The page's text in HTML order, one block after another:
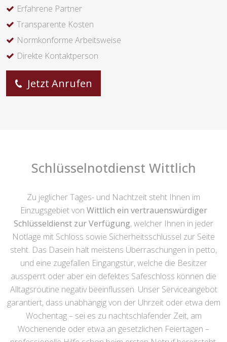
Erfahrene Partner
Transparente Kosten
Normkonforme Arbeitsweise
Direkte Kontaktperson
Jetzt Anrufen
Schlüsselnotdienst Wittlich
Zu jeglicher Tages- und Nachtzeit steht Ihnen im
Einzugsgebiet von Wittlich ein vertrauenswürdiger
Schlüsseldienst zur Verfügung, welcher Ihnen in jeder
Notlage mit Schloss sowie Sicherheitsschlüssel zur Seite
steht. Das Dasein hält meistens Überraschungen in petto,
und eine zugefallen Eingangstür, welche die Besitzer
aussperrt oder aber ein defektes Safeschloss können die
Alltagsroutine negativ beeinflussen. Unser Serviceangebot
garantiert, dass unabhängig von der Uhrzeit oder etwa dem
Wochentag – sei es zu nachtschlafender Zeit, am
Wochenende oder etwa an gesetzlichen Feiertagen –